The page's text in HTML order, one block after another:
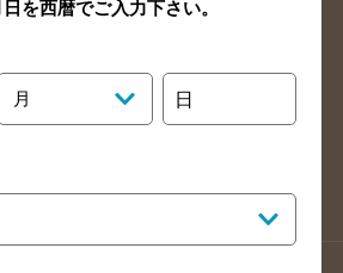
ー検索
愛媛県のバー検索
検索
検索
佐賀県のバー検索
検索
熊本県のバー検索
沖縄県のバー検索
を西暦でご入力下さい。
月 日